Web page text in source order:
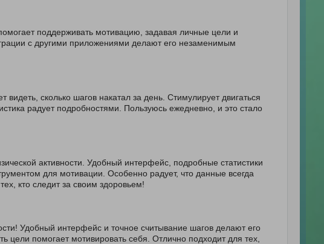
поддерживать мотивацию, задавая личные цели и
с другими приложениями делают его незаменимым
сколько шагов накатал за день. Стимулирует двигаться
радует подробностями. Пользуюсь ежедневно, и это стало
активности. Удобный интерфейс, подробные статистики
для мотивации. Особенно радует, что данные всегда
кто следит за своим здоровьем!
Удобный интерфейс и точное считывание шагов делают его
цели помогает мотивировать себя. Отлично подходит для тех,